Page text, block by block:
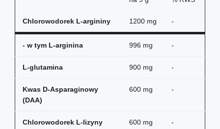
Chlorowodorek L-argininy 1200 mg -
- w tym L-arginina 996 mg -
L-glutamina 900 mg -
Kwas D-Asparaginowy
(DAA)
600 mg -
Chlorowodorek L-lizyny 600 mg -